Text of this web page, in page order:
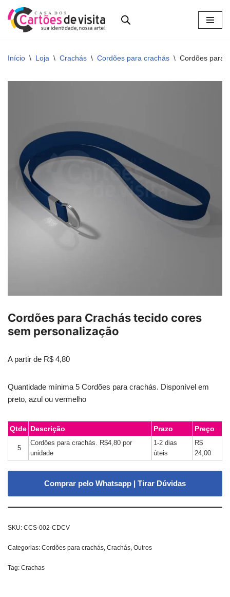
Pular
Início \ Loja \ Crachás \ Cordões para crachás \ Cordões para
Cordões para Crachás tecido cores
sem personalização
A partir de R$ 4,80
Quantidade mínima 5 Cordões para crachás. Disponível em
preto, azul ou vermelho
Qtde Descrição Prazo Preço
5
Cordões para crachás. R$4,80 por
unidade
1-2 dias
úteis
R$
24,00
Comprar pelo Whatsapp | Tirar Dúvidas
SKU: CCS-002-CDCV
Categorias: Cordões para crachás, Crachás, Outros
Tag: Crachas